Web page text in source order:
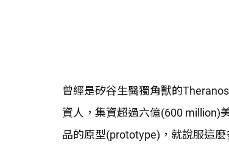
曾經是矽谷生醫獨角獸的
資人，集資超過六億(600 million)
品的原型(prototype)，就說服這